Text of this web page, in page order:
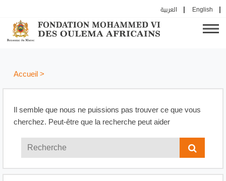
العربية English
Accueil>
Il semble que nous ne puissions pas trouver ce que vous
cherchez. Peut-être que la recherche peut aider